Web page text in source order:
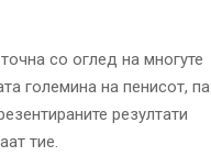
со оглед на многуте
големина на пенисот, па
резултати
тие.